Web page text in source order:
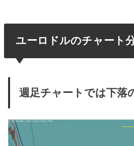
ユーロドルのチャート
週足チャートでは下落